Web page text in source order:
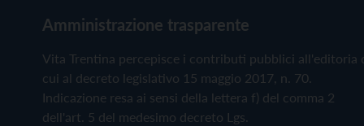
Amministrazione trasparente
Vita Trentina percepisce i contributi pubblici all'editoria
cui al decreto legislativo 15 maggio 2017, n. 70.
Indicazione resa ai sensi della lettera f) del comma 2
dell'art. 5 del medesimo decreto Lgs.